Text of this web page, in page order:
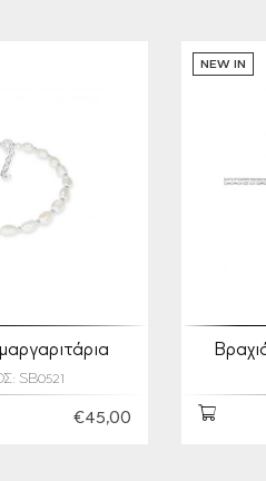
SB0521
€45,00
NEW IN